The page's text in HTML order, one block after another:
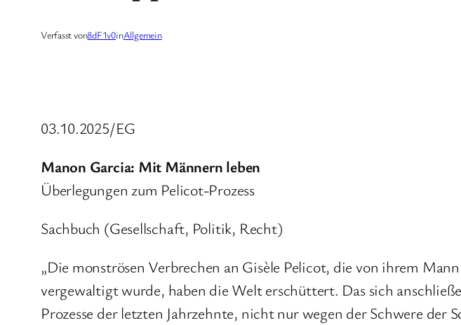
Verfasst von8dF1v0inAllgemein
03.10.2025/EG
Manon Garcia: Mit Männern leben
Überlegungen zum Pelicot-Prozess
Sachbuch (Gesellschaft, Politik, Recht)
„Die monströsen Verbrechen an Gisèle Pelicot, die von ihrem
vergewaltigt wurde, haben die Welt erschüttert. Das sich
Prozesse der letzten Jahrzehnte, nicht nur wegen der Schwere